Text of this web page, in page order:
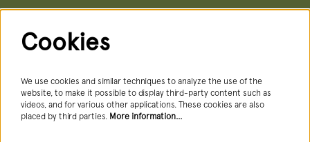
Newsletter
Cookies
We use cookies and similar techniques to analyze the use of the
website, to make it possible to display third-party content such as
videos, and for various other applications. These cookies are also
placed by third parties. More information…